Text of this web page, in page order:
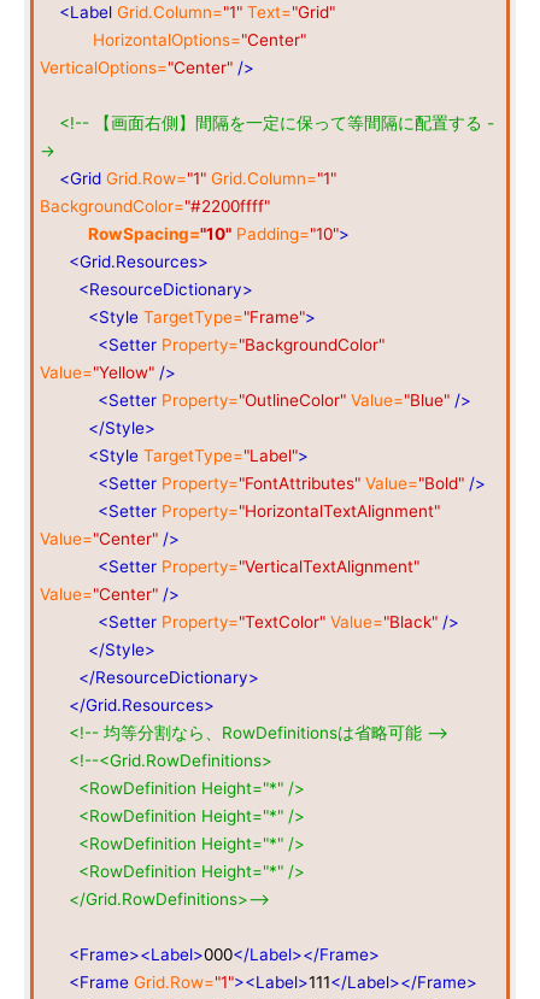
<Label Grid.Column="1" Text="Grid"
HorizontalOptions="Center"
VerticalOptions="Center" />
<!-- 【画面右側】間隔を一定に保って等間隔に配置する -
->
<Grid Grid.Row="1" Grid.Column="1"
BackgroundColor="#2200ffff"
RowSpacing="10" Padding="10">
<Grid.Resources>
<ResourceDictionary>
<Style TargetType="Frame">
<Setter Property="BackgroundColor"
Value="Yellow" />
<Setter Property="OutlineColor" Value="Blue" />
</Style>
<Style TargetType="Label">
<Setter Property="FontAttributes" Value="Bold" />
<Setter Property="HorizontalTextAlignment"
Value="Center" />
<Setter Property="VerticalTextAlignment"
Value="Center" />
<Setter Property="TextColor" Value="Black" />
</Style>
</ResourceDictionary>
</Grid.Resources>
<!-- 均等分割なら、RowDefinitionsは省略可能 -->
<!--<Grid.RowDefinitions>
<RowDefinition Height="*" />
<RowDefinition Height="*" />
<RowDefinition Height="*" />
<RowDefinition Height="*" />
</Grid.RowDefinitions>-->
<Frame><Label>000</Label></Frame>
<Frame Grid.Row="1"><Label>111</Label></Frame>